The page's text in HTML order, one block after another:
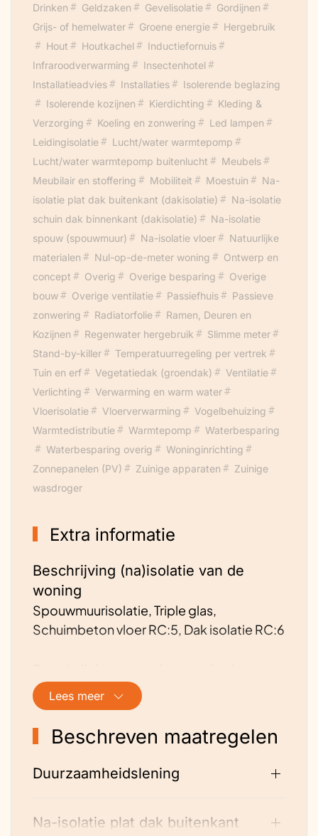
Drinken
Geldzaken Gevelisolatie
Gordijnen
Grijs- of hemelwater
Groene energie
Hergebruik
Hout
Houtkachel
Inductiefornuis
Infraroodverwarming
Insectenhotel
Installatieadvies
Installaties
Isolerende beglazing
Isolerende kozijnen
Kierdichting
Kleding &
Verzorging
Koeling en zonwering
Led lampen
Leidingisolatie
Lucht/water warmtepomp
Lucht/water warmtepomp buitenlucht
Meubels
Meubilair en stoffering
Mobiliteit Moestuin
Na-
isolatie plat dak buitenkant (dakisolatie)
Na-isolatie
schuin dak binnenkant (dakisolatie)
Na-isolatie
spouw (spouwmuur)
Na-isolatie vloer
Natuurlijke
materialen
Nul-op-de-meter woning
Ontwerp en
concept
Overig Overige besparing
Overige
bouw
Overige ventilatie Passiefhuis
Passieve
zonwering
Radiatorfolie
Ramen, Deuren en
Kozijnen
Regenwater hergebruik
Slimme meter
Stand-by-killer
Temperatuurregeling per vertrek
Tuin en erf
Vegetatiedak (groendak)
Ventilatie
Verlichting
Verwarming en warm water
Vloerisolatie
Vloerverwarming
Vogelbehuizing
Warmtedistributie
Warmtepomp
Waterbesparing
Waterbesparing overig
Woninginrichting
Zonnepanelen (PV)
Zuinige apparaten
Zuinige
wasdroger
Extra informatie
Beschrijving (na)isolatie van de
woning
Spouwmuurisolatie, Triple glas,
Schuimbeton vloer RC:5, Dak isolatie RC:6
de woning
Electra, (full electric warmtepomp)
11 zonnepanelen 3700 watt piek
Hoe is de ventilatie geregeld?
Lees meer
Beschreven maatregelen
Duurzaamheidslening
Na-isolatie plat dak buitenkant